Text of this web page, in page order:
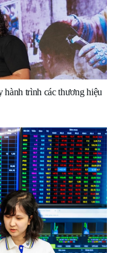
trình các thương hiệu